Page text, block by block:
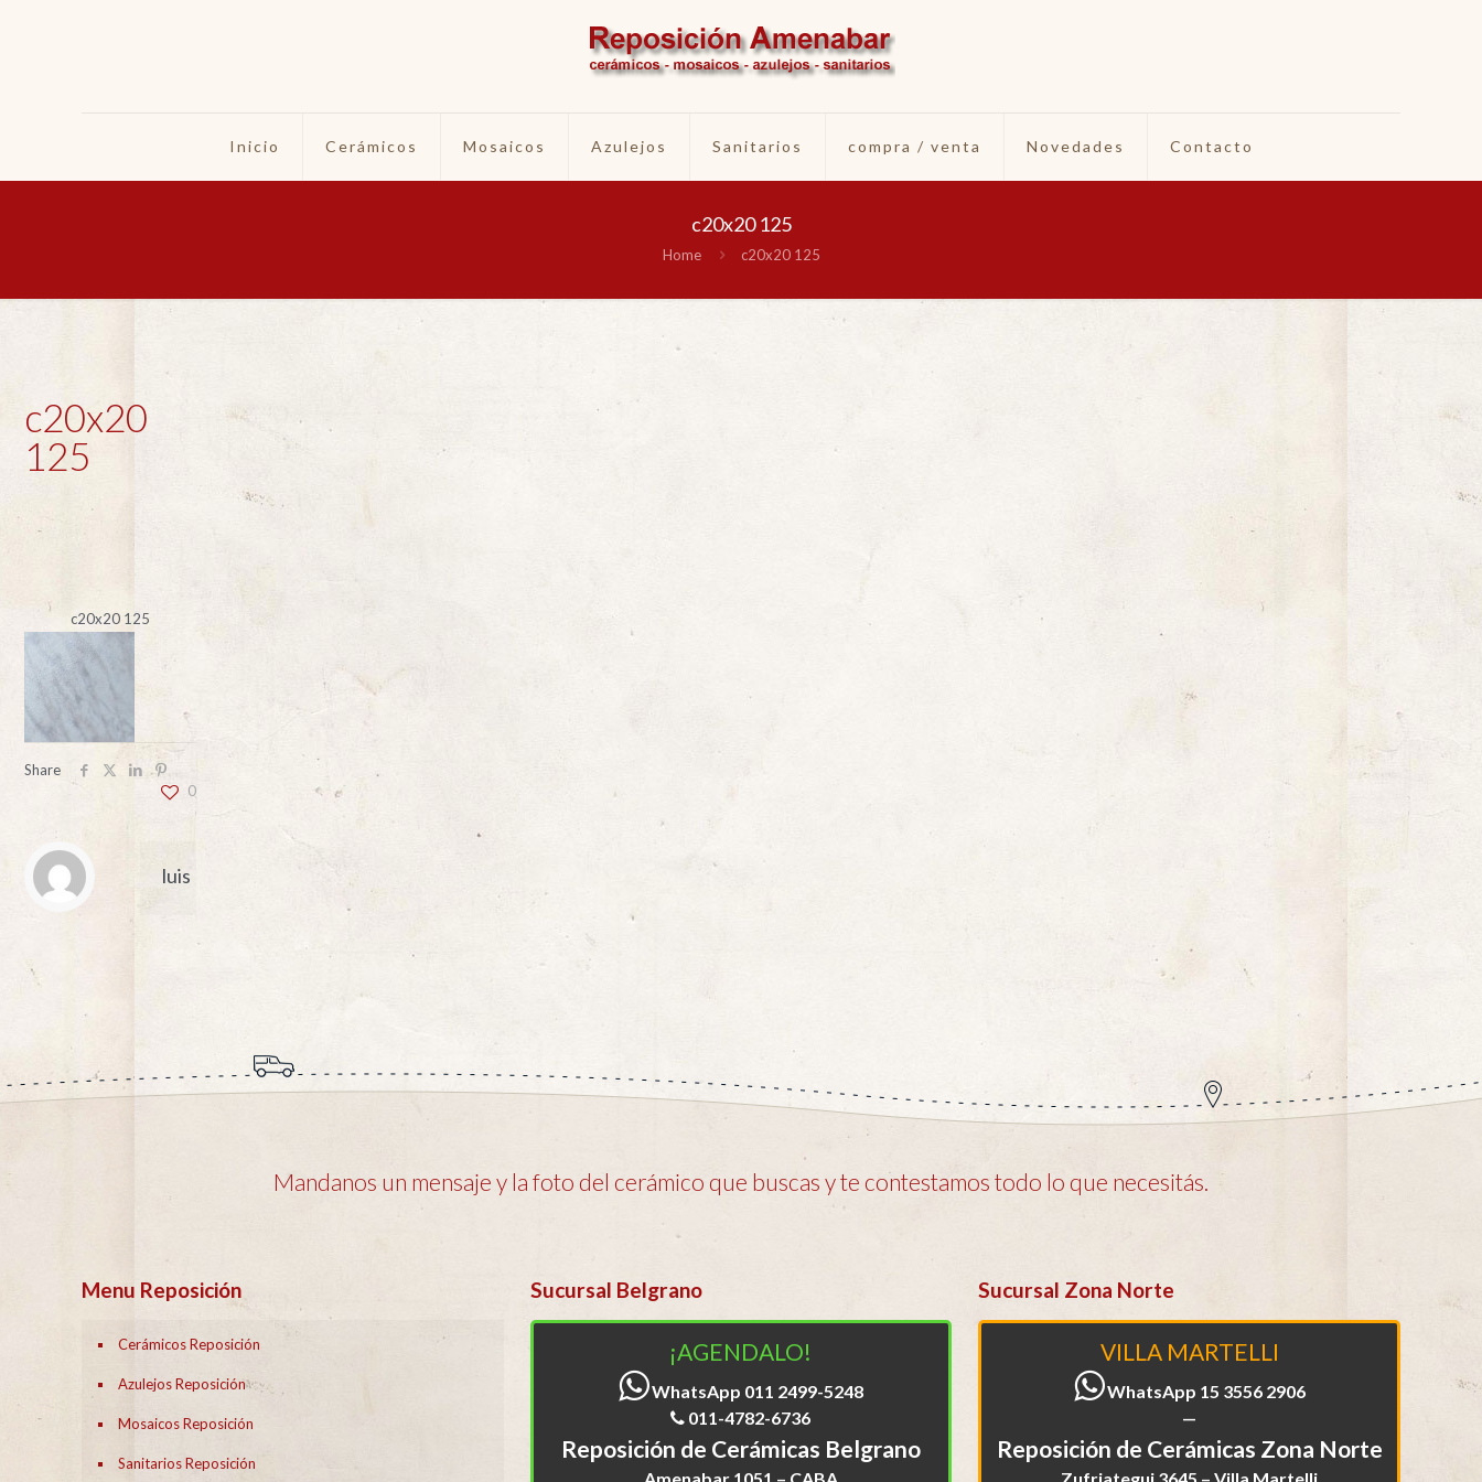
Inicio Cerámicos Mosaicos Azulejos Sanitarios compra / venta Novedades Contacto
c20x20 125
Home c20x20 125
c20x20
125
c20x20 125
Share
0
luis
Mandanos un mensaje y la foto del cerámico que buscas y te contestamos todo lo que necesitás.
Menu Reposición
Cerámicos Reposición
Azulejos Reposición
Mosaicos Reposición
Sanitarios Reposición
Sucursal Belgrano
¡AGENDALO!
WhatsApp 011 2499-5248
011-4782-6736
Reposición de Cerámicas Belgrano
Sucursal Zona Norte
VILLA MARTELLI
WhatsApp 15 3556 2906
—
Reposición de Cerámicas Zona Norte